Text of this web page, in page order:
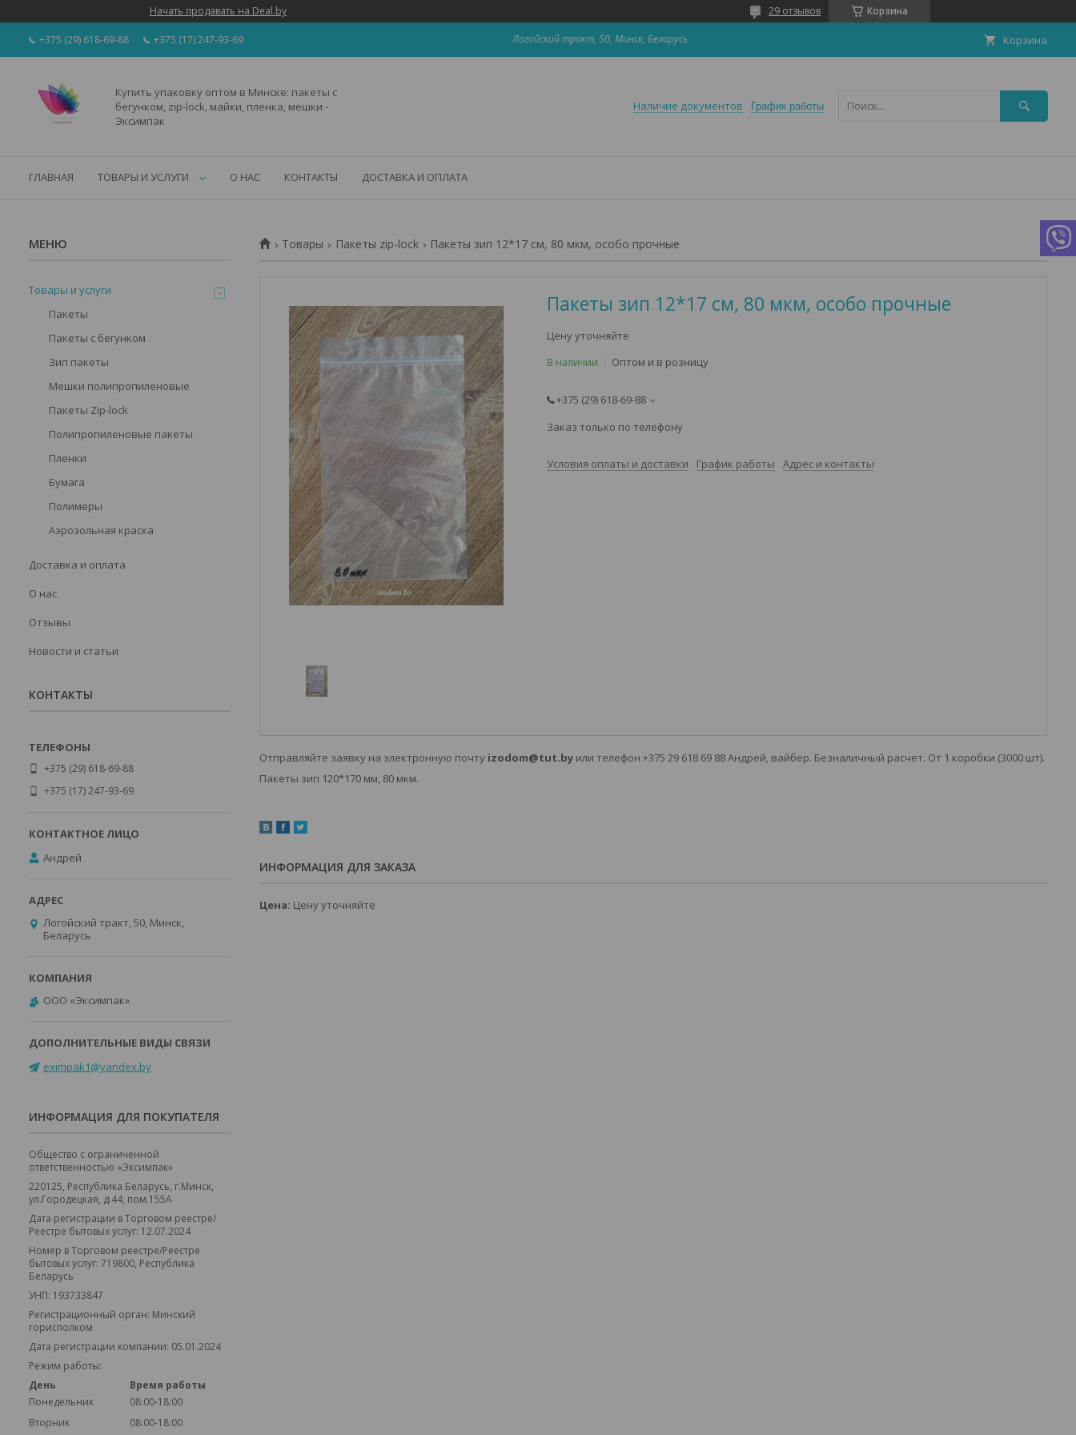
Начать продавать на Deal.by Корзина
29 отзывов
+375 (29) 618-69-88 +375 (17) 247-93-69 Логойский тракт, 50, Минск, Беларусь Корзина
Купить упаковку оптом в Минске: пакеты с
бегунком, zip-lock, майки, пленка, мешки -
Эксимпак
Наличие документов График работы
ГЛАВНАЯ ТОВАРЫ И УСЛУГИ О НАС КОНТАКТЫ ДОСТАВКА И ОПЛАТА
Товары Пакеты zip-lock Пакеты зип 12*17 см, 80 мкм, особо прочные
Пакеты зип 12*17 см, 80 мкм, особо прочные
Цену уточняйте
В наличии Оптом и в розницу
+375 (29) 618-69-88
Заказ только по телефону
Условия оплаты и доставки График работы Адрес и контакты
Отправляйте заявку на электронную почту izodom@tut.by или телефон +375 29 618 69 88 Андрей, вайбер. Безналичный расчет. От 1 коробки (3000 шт).
Пакеты зип 120*170 мм, 80 мкм.
ИНФОРМАЦИЯ ДЛЯ ЗАКАЗА
Цена: Цену уточняйте
Товары и услуги
Пакеты
Пакеты с бегунком
Зип пакеты
Мешки полипропиленовые
Пакеты Zip-lock
Полипропиленовые пакеты
Пленки
Бумага
Полимеры
Аэрозольная краска
Доставка и оплата
О нас
Отзывы
Новости и статьи
КОНТАКТЫ
+375 (29) 618-69-88
+375 (17) 247-93-69
Андрей
Логойский тракт, 50, Минск,
Беларусь
ООО «Эксимпак»
eximpak1@yandex.by
ИНФОРМАЦИЯ ДЛЯ ПОКУПАТЕЛЯ
Общество с ограниченной
ответственностью «Эксимпак»
220125, Республика Беларусь, г.Минск,
ул.Городецкая, д.44, пом.155А
Дата регистрации в Торговом реестре/
Реестре бытовых услуг: 12.07.2024
Номер в Торговом реестре/Реестре
бытовых услуг: 719800, Республика
Беларусь
УНП: 193733847
Регистрационный орган: Минский
горисполком
Дата регистрации компании: 05.01.2024
Режим работы:
День
Время работы
Понедельник
08:00-18:00
Вторник
08:00-18:00